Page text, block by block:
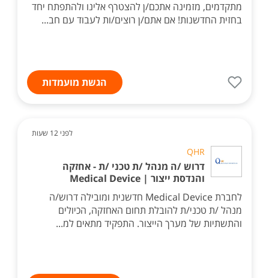
מתקדמים, מזמינה אתכם/ן להצטרף אלינו ולהתפתח יחד
בחזית החדשנות! אם אתם/ן רוצים/ות לעבוד עם חב...
הגשת מועמדות
לפני 12 שעות
QHR
דרוש /ה מנהל /ת טכני /ת - אחזקה
והנדסת ייצור | Medical Device
לחברת Medical Device חדשנית ומובילה דרוש/ה
מנהל /ת טכני/ת להובלת תחום האחזקה, הכיולים
והתשתיות של מערך הייצור. התפקיד מתאים למ...